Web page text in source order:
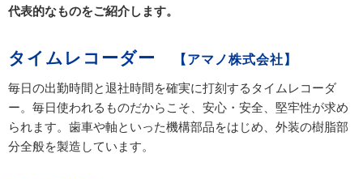
代表的なものをご紹介します。
タイムレコーダー 【アマノ株式会社】
毎日の出勤時間と退社時間を確実に打刻するタイムレコーダ
ー。毎日使われるものだからこそ、安心・安全、堅牢性が求め
られます。歯車や軸といった機構部品をはじめ、外装の樹脂部
分全般を製造しています。